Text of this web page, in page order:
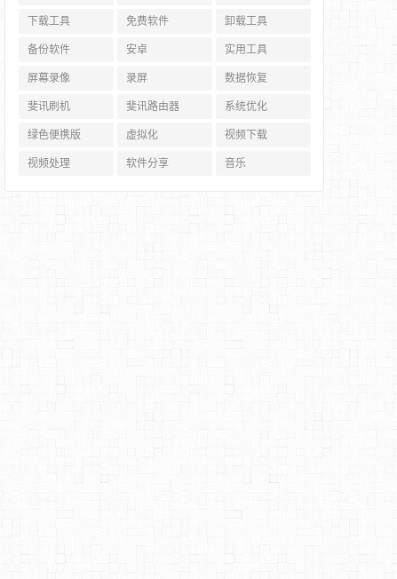
下载工具 免费软件 卸载工具
备份软件 安卓 实用工具
屏幕录像 录屏 数据恢复
斐讯刷机 斐讯路由器 系统优化
绿色便携版 虚拟化 视频下载
视频处理 软件分享 音乐